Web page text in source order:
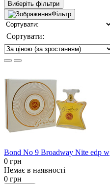
Виберіть фільтри
Фільтр
Сортувати:
Bond No 9 Broadway Nite edp w
0 грн
Немає в наявності
0 грн